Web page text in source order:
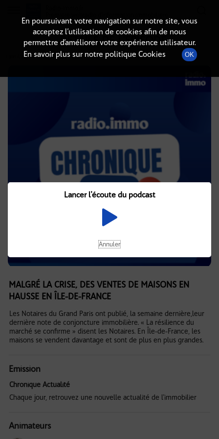
DÉTAILS DE L'ÉPISODE
1 avril 2021à 4h02, durée : 2 minutes
MALGRÉ LA CRISE, DES VENTES DE MAISONS EN
HAUSSE EN ÎLE-DE-FRANCE
Les Notaires du Grand Paris ont publié, la semaine dernière,leur
dernière note de conjoncture immobilière. « La résilience du
marché se confirme » disent les Notaires. En Île-de-France, les
maisons se vendent davantage et sont de plus en plus grandes.
Emission
Chronique Actualité
Chaque jour, retrouvez une nouvelle actualité de l'immobilier
Animateurs
En poursuivant votre navigation sur notre site, vous
acceptez l’utilisation de cookies afin de nous
permettre d’améliorer votre expérience utilisateur.
En savoir plus sur notre politique Cookies
OK
Lancer l'écoute du podcast
Annuler